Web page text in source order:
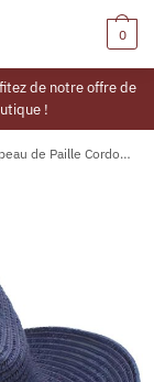
0
de notre offre de
!
de Paille Cordon Mâchoire